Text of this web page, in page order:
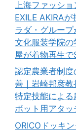
上海ファッシ
EXILE AKIRA
ラダ・グルー
文化服装学院
屋が着物再生
認定農業者制
善｜岩崎邦彦教
特定技能による
ボット用アタ
ORICOドッキ